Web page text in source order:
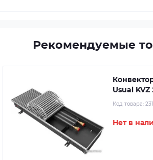
Рекомендуемые
Usual KVZ
Код товара:
Нет в